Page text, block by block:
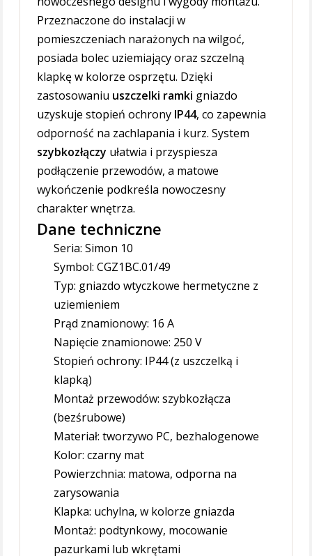
Przeznaczone do instalacji w
pomieszczeniach narażonych na wilgoć,
posiada bolec uziemiający oraz szczelną
klapkę w kolorze osprzętu. Dzięki
zastosowaniu uszczelki ramki gniazdo
uzyskuje stopień ochrony IP44, co zapewnia
odporność na zachlapania i kurz. System
szybkozłączy ułatwia i przyspiesza
podłączenie przewodów, a matowe
wykończenie podkreśla nowoczesny
charakter wnętrza.
Dane techniczne
Seria: Simon 10
Symbol: CGZ1BC.01/49
Typ: gniazdo wtyczkowe hermetyczne z
uziemieniem
Prąd znamionowy: 16 A
Napięcie znamionowe: 250 V
Stopień ochrony: IP44 (z uszczelką i
klapką)
Montaż przewodów: szybkozłącza
(bezśrubowe)
Materiał: tworzywo PC, bezhalogenowe
Kolor: czarny mat
Powierzchnia: matowa, odporna na
zarysowania
Klapka: uchylna, w kolorze gniazda
Montaż: podtynkowy, mocowanie
pazurkami lub wkrętami